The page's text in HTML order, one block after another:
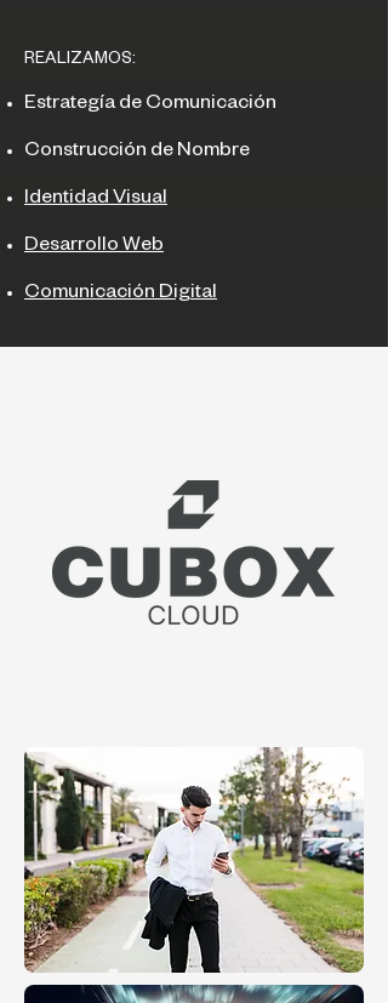
REALIZAMOS:
Estrategía de Comunicación
Construcción de Nombre
Identidad Visual
Desarrollo Web
Comunicación Digital